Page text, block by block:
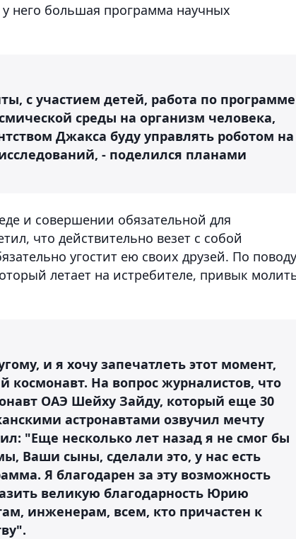
него большая программа научных
с участием детей, работа по программе
среды на организм человека,
Джакса буду управлять роботом на
- поделился планами
и совершении обязательной для
что действительно везет с собой
угостит ею своих друзей. По поводу
летает на истребителе, привык
и я хочу запечатлеть этот момент,
космонавт. На вопрос журналистов, что
ОАЭ Шейху Зайду, который еще 30
астронавтами озвучил мечту
"Еще несколько лет назад я не смог бы
Ваши сыны, сделали это, у нас есть
Я благодарен за эту возможность
великую благодарность Юрию
инженерам, всем, кто причастен к